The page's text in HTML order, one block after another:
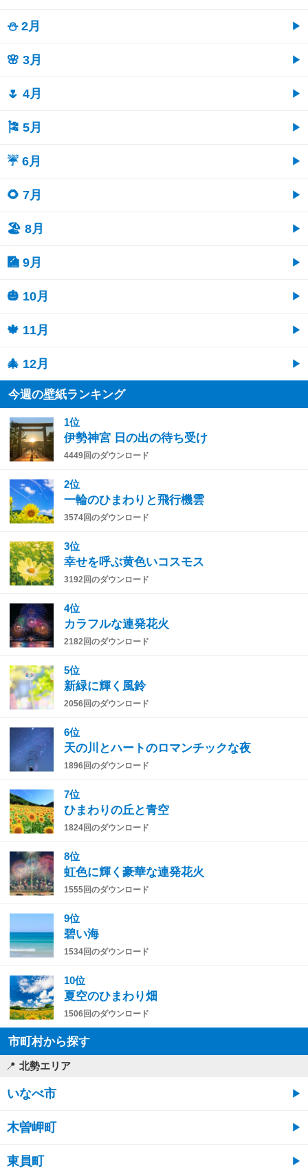
⛄ 2月
🌸 3月
🌷 4月
🎏 5月
☔ 6月
🌻 7月
🏖 8月
🎑 9月
🎃 10月
🍁 11月
🎄 12月
今週の壁紙ランキング
1位
伊勢神宮 日の出の待ち受け
4449回のダウンロード
2位
一輪のひまわりと飛行機雲
3574回のダウンロード
3位
幸せを呼ぶ黄色いコスモス
3192回のダウンロード
4位
カラフルな連発花火
2182回のダウンロード
5位
新緑に輝く風鈴
2056回のダウンロード
6位
天の川とハートのロマンチックな夜
1896回のダウンロード
7位
ひまわりの丘と青空
1824回のダウンロード
8位
虹色に輝く豪華な連発花火
1555回のダウンロード
9位
碧い海
1534回のダウンロード
10位
夏空のひまわり畑
1506回のダウンロード
市町村から探す
北勢エリア
いなべ市
木曽岬町
東員町